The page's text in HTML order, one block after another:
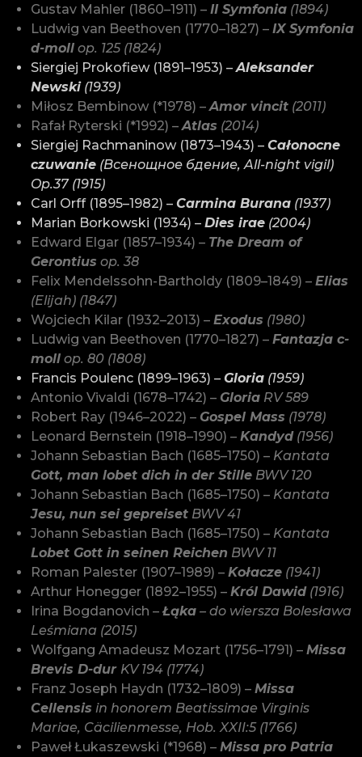
Gustav Mahler (1860–1911) –II Symfonia (1894)
Ludwig van Beethoven (1770–1827) –IX Symfonia
d-moll op. 125 (1824)
Siergiej Prokofiew (1891–1953) –Aleksander
Newski(1939)
Miłosz Bembinow (*1978) –Amor vincit (2011)
Rafał Ryterski (*1992) –Atlas (2014)
Siergiej Rachmaninow (1873–1943) –Całonocne
czuwanie (Всенощное бдение, All-night vigil)
Op.37 (1915)
Carl Orff (1895–1982) –Carmina Burana (1937)
Marian Borkowski (1934) –Dies irae (2004)
Edward Elgar (1857–1934) – The Dream of
Gerontius op. 38
Felix Mendelssohn-Bartholdy (1809–1849) –Elias
(Elijah) (1847)
Wojciech Kilar (1932–2013) –Exodus (1980)
Ludwig van Beethoven (1770–1827) –Fantazja c-
moll op. 80 (1808)
Francis Poulenc (1899–1963) –Gloria (1959)
Antonio Vivaldi (1678–1742) – Gloria RV 589
Robert Ray (1946–2022) – Gospel Mass (1978)
Leonard Bernstein (1918–1990) –Kandyd(1956)
Johann Sebastian Bach (1685–1750) – Kantata
Gott, man lobet dich in der Stille BWV 120
Johann Sebastian Bach (1685–1750) – Kantata
Jesu, nun sei gepreiset BWV 41
Johann Sebastian Bach (1685–1750) – Kantata
Lobet Gott in seinen Reichen BWV 11
Roman Palester (1907–1989) –Kołacze (1941)
Arthur Honegger (1892–1955) –Król Dawid(1916)
Irina Bogdanovich –Łąka – do wiersza Bolesława
Leśmiana (2015)
Wolfgang Amadeusz Mozart (1756–1791) –Missa
Brevis D-dur KV 194 (1774)
Franz Joseph Haydn (1732–1809) –Missa
Cellensis in honorem Beatissimae Virginis
Mariae, Cäcilienmesse, Hob. XXII:5 (1766)
Paweł Łukaszewski (*1968) –Missa pro Patria